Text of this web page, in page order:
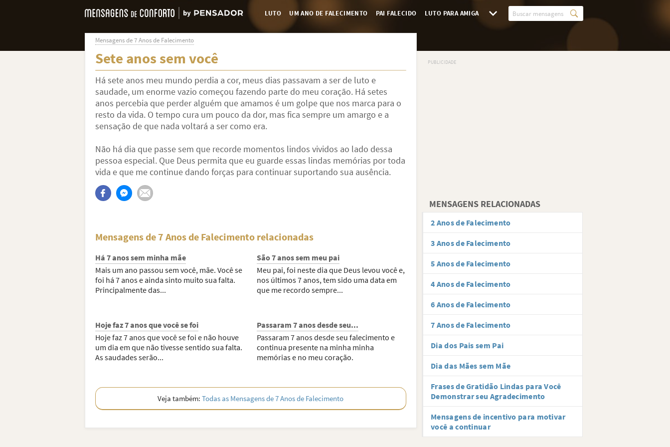
LUTO UM ANO DE FALECIMENTO PAI FALECIDO LUTO PARA AMIGA
Mensagens de 7 Anos de Falecimento
Sete anos sem você
Há sete anos meu mundo perdia a cor, meus dias passavam a ser de luto e
saudade, um enorme vazio começou fazendo parte do meu coração. Há setes
anos percebia que perder alguém que amamos é um golpe que nos marca para o
resto da vida. O tempo cura um pouco da dor, mas fica sempre um amargo e a
sensação de que nada voltará a ser como era.
Não há dia que passe sem que recorde momentos lindos vividos ao lado dessa
pessoa especial. Que Deus permita que eu guarde essas lindas memórias por toda
vida e que me continue dando forças para continuar suportando sua ausência.
Mensagens de 7 Anos de Falecimento relacionadas
Há 7 anos sem minha mãe
Mais um ano passou sem você, mãe. Você se
foi há 7 anos e ainda sinto muito sua falta.
Principalmente das...
São 7 anos sem meu pai
Meu pai, foi neste dia que Deus levou você e,
nos últimos 7 anos, tem sido uma data em
que me recordo sempre...
Hoje faz 7 anos que você se foi
Hoje faz 7 anos que você se foi e não houve
um dia em que não tivesse sentido sua falta.
As saudades serão...
Passaram 7 anos desde seu...
Passaram 7 anos desde seu falecimento e
continua presente na minha minha
memórias e no meu coração.
Veja também:Todas as Mensagens de 7 Anos de Falecimento
MENSAGENS RELACIONADAS
2 Anos de Falecimento
3 Anos de Falecimento
5 Anos de Falecimento
4 Anos de Falecimento
6 Anos de Falecimento
7 Anos de Falecimento
Dia dos Pais sem Pai
Dia das Mães sem Mãe
Frases de Gratidão Lindas para Você
Demonstrar seu Agradecimento
Mensagens de incentivo para motivar
você a continuar